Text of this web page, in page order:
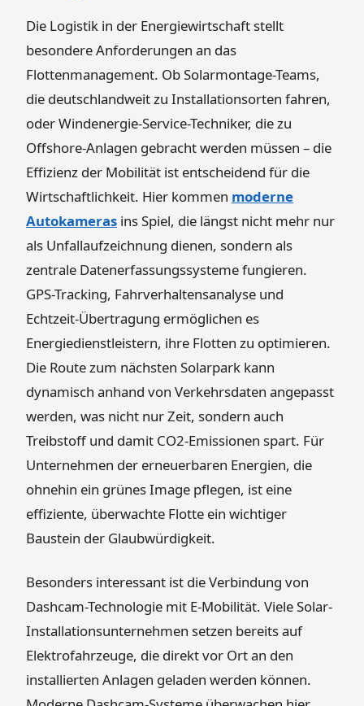
Die Logistik in der Energiewirtschaft stellt
besondere Anforderungen an das
Flottenmanagement. Ob Solarmontage-Teams,
die deutschlandweit zu Installationsorten fahren,
oder Windenergie-Service-Techniker, die zu
Offshore-Anlagen gebracht werden müssen – die
Effizienz der Mobilität ist entscheidend für die
Wirtschaftlichkeit. Hier kommen moderne
Autokameras ins Spiel, die längst nicht mehr nur
als Unfallaufzeichnung dienen, sondern als
zentrale Datenerfassungssysteme fungieren.
GPS-Tracking, Fahrverhaltensanalyse und
Echtzeit-Übertragung ermöglichen es
Energiedienstleistern, ihre Flotten zu optimieren.
Die Route zum nächsten Solarpark kann
dynamisch anhand von Verkehrsdaten angepasst
werden, was nicht nur Zeit, sondern auch
Treibstoff und damit CO2-Emissionen spart. Für
Unternehmen der erneuerbaren Energien, die
ohnehin ein grünes Image pflegen, ist eine
effiziente, überwachte Flotte ein wichtiger
Baustein der Glaubwürdigkeit.
Besonders interessant ist die Verbindung von
Dashcam-Technologie mit E-Mobilität. Viele Solar-
Installationsunternehmen setzen bereits auf
Elektrofahrzeuge, die direkt vor Ort an den
installierten Anlagen geladen werden können.